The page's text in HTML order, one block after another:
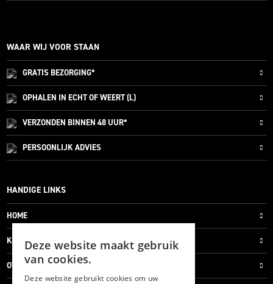
WAAR WIJ VOOR STAAN
GRATISBEZORGING*
OPHALEN IN ECHT OF WEERT (L)
VERZONDEN BINNEN 48 UUR*
PERSOONLIJKADVIES
HANDIGE LINKS
HOME
KLANTENSERVICE
OVER ONS
Deze website maakt gebruik
van cookies.
Deze website gebruikt cookies om uw